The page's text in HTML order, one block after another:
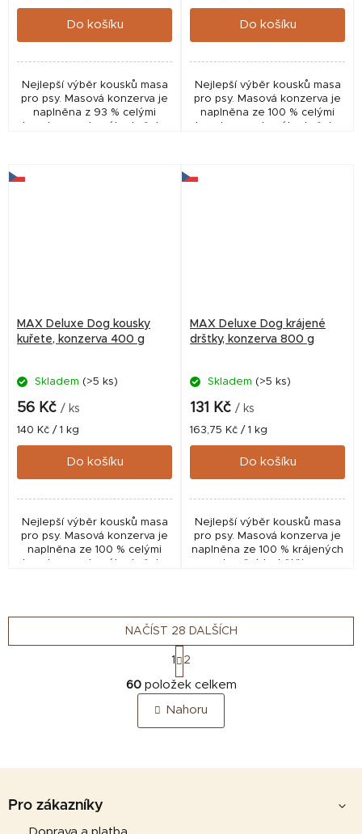
cena:
Do košíku
Nejlepší výběr kousků masa
pro psy. Masová konzerva je
naplněna z 93 % celými
kousky nasekaného kuřete
cena:
Do košíku
Nejlepší výběr kousků masa
pro psy. Masová konzerva je
naplněna ze 100 % celými
kousky nasekaného kuřete
MAX Deluxe Dog kousky
kuřete, konzerva 400 g
Skladem (>5 ks)
56 Kč / ks
Měrná
cena:
140 Kč / 1 kg
Do košíku
Nejlepší výběr kousků masa
pro psy. Masová konzerva je
naplněna ze 100 % celými
MAX Deluxe Dog krájené
dršťky, konzerva 800 g
Skladem (>5 ks)
131 Kč / ks
Měrná
cena:
163,75 Kč / 1 kg
Do košíku
Nejlepší výběr kousků masa
pro psy. Masová konzerva je
naplněna ze 100 % krájených
O
v
l
á
a
NAČÍST 28 DALŠÍCH
S
t
r
á
n
k
1 2
60položek celkem
Nahoru
Pro zákazníky